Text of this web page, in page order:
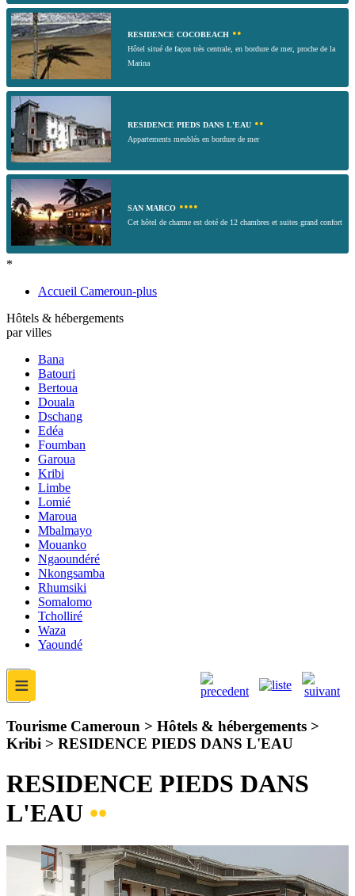
RESIDENCE COCOBEACH ••
Hôtel situé de façon très centrale, en bordure de mer, proche de la
Marina
RESIDENCE PIEDS DANS L'EAU ••
Appartements meublés en bordure de mer
SAN MARCO ••••
Cet hôtel de charme est doté de 12 chambres et suites grand confort
*
Accueil Cameroun-plus
Hôtels & hébergements
par villes
Bana
Batouri
Bertoua
Douala
Dschang
Edéa
Foumban
Garoua
Kribi
Limbe
Lomié
Maroua
Mbalmayo
Mouanko
Ngaoundéré
Nkongsamba
Rhumsiki
Somalomo
Tcholliré
Waza
Yaoundé
≡
Tourisme Cameroun > Hôtels & hébergements >
Kribi > RESIDENCE PIEDS DANS L'EAU
RESIDENCE PIEDS DANS
L'EAU ••